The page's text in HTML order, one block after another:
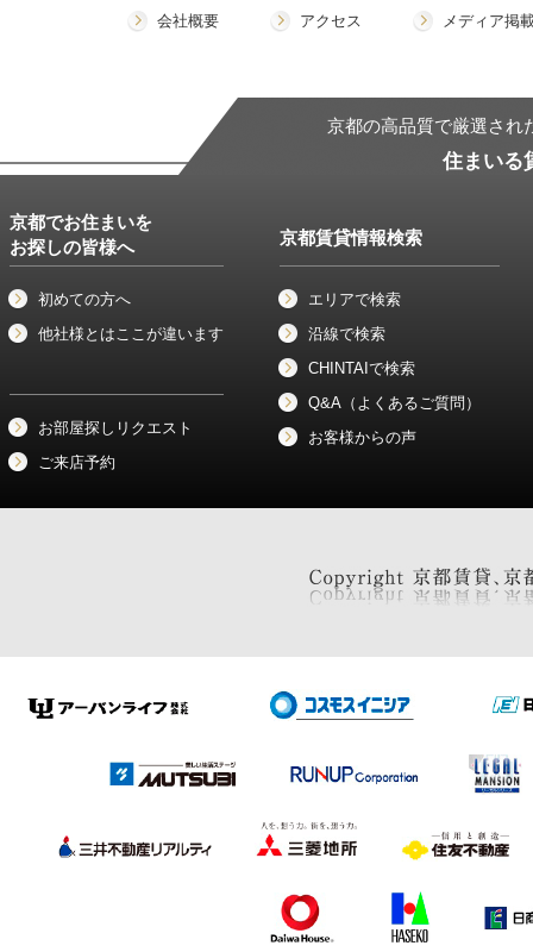
会社概要 アクセス メディア掲
住まいる
京都の高品質で厳選され
京都でお住まいを
お探しの皆様へ
初めての方へ
他社様とはここが違います
お部屋探しリクエスト
ご来店予約
京都賃貸情報検索
エリアで検索
沿線で検索
CHINTAIで検索
Q&A（よくあるご質問）
お客様からの声